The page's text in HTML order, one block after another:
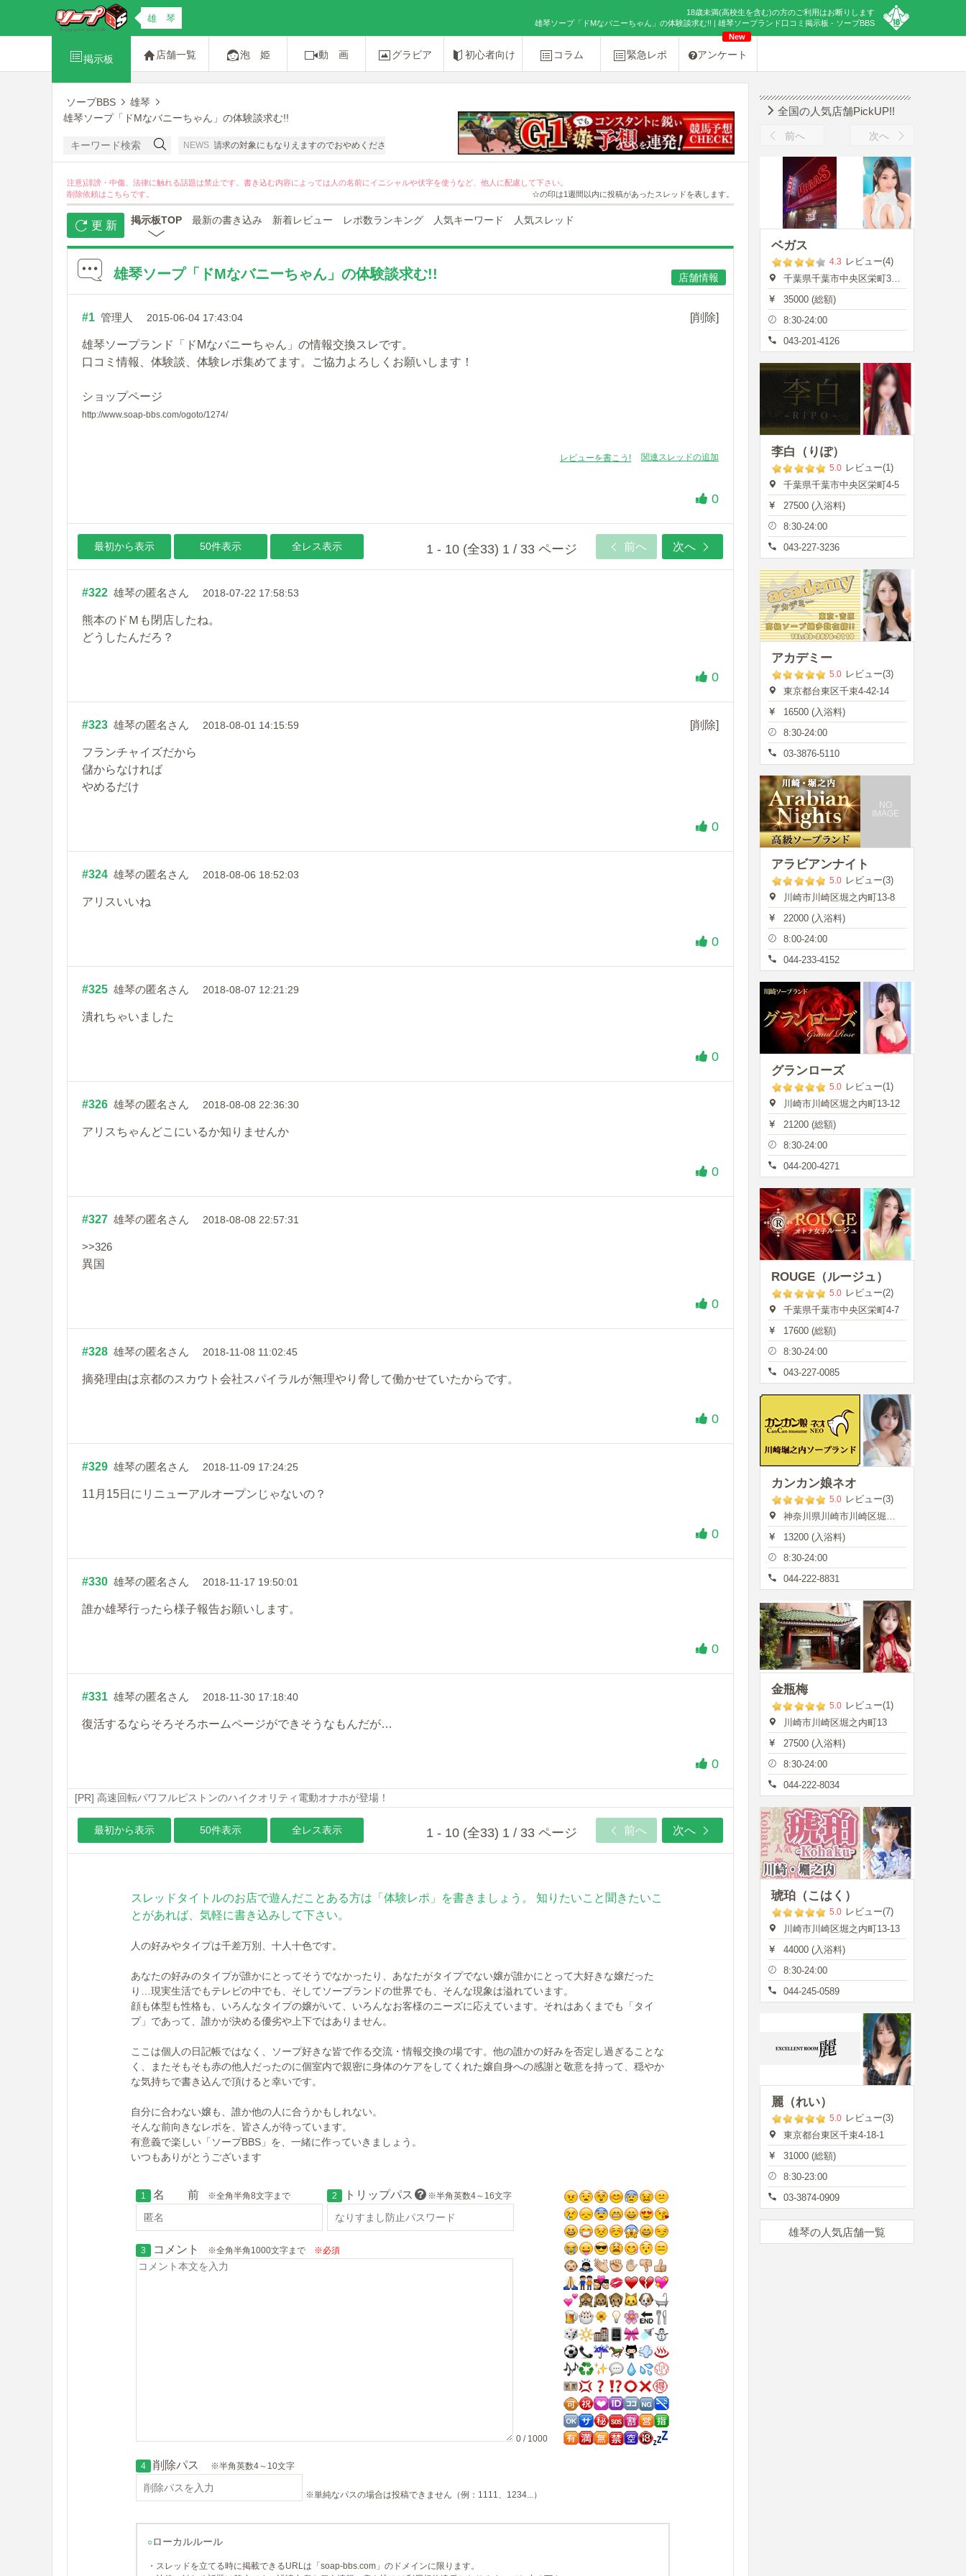
18歳未満(高校生を含む)の方のご利用はお断りします
雄琴ソープ「ドMなバニーちゃん」の体験談求む!! | 雄琴ソープランド口コミ掲示板 - ソープBBS
雄 琴
掲示板 店舗一覧 泡 姫 動 画 グラビア 初心者向け コラム 緊急レポ アンケート
New
ソープBBS
雄琴
雄琴ソープ「ドMなバニーちゃん」の体験談求む!!
NEWS
誉感情を害する書き込みは禁止です。開示請求の対象にもなりえますのでおやめください。
注意)誹謗・中傷、法律に触れる話題は禁止です。書き込む内容によっては人の名前にイニシャルや伏字を使うなど、他人に配慮して下さい。
削除依頼は こちらです。 ☆の印は1週間以内に投稿があったスレッドを表します。
更 新 掲示板TOP 最新の書き込み 新着レビュー レポ数ランキング 人気キーワード 人気スレッド
雄琴ソープ「ドMなバニーちゃん」の体験談求む!! 店舗情報
[削除]
#1 管理人 2015-06-04 17:43:04
雄琴ソープランド「ドMなバニーちゃん」の情報交換スレです。
口コミ情報、体験談、体験レポ集めてます。ご協力よろしくお願いします！
ショップページ
http://www.soap-bbs.com/ogoto/1274/
関連スレッドの追加
レビューを書こう!
0
最初から表示 50件表示 全レス表示 1 - 10 (全33) 1 / 33 ページ 前へ 次へ
#322 雄琴の匿名さん 2018-07-22 17:58:53
熊本のドＭも閉店したね。
どうしたんだろ？
0
[削除]
#323 雄琴の匿名さん 2018-08-01 14:15:59
フランチャイズだから
儲からなければ
やめるだけ
0
#324 雄琴の匿名さん 2018-08-06 18:52:03
アリスいいね
0
#325 雄琴の匿名さん 2018-08-07 12:21:29
潰れちゃいました
0
#326 雄琴の匿名さん 2018-08-08 22:36:30
アリスちゃんどこにいるか知りませんか
0
#327 雄琴の匿名さん 2018-08-08 22:57:31
>>326
異国
0
#328 雄琴の匿名さん 2018-11-08 11:02:45
摘発理由は京都のスカウト会社スパイラルが無理やり脅して働かせていたからです。
0
#329 雄琴の匿名さん 2018-11-09 17:24:25
11月15日にリニューアルオープンじゃないの？
0
#330 雄琴の匿名さん 2018-11-17 19:50:01
誰か雄琴行ったら様子報告お願いします。
0
#331 雄琴の匿名さん 2018-11-30 17:18:40
復活するならそろそろホームページができそうなもんだが…
0
[PR] 高速回転パワフルピストンのハイクオリティ電動オナホが登場！
最初から表示 50件表示 全レス表示 1 - 10 (全33) 1 / 33 ページ 前へ 次へ
スレッドタイトルのお店で遊んだことある方は「体験レポ」を書きましょう。 知りたいこと聞きたいこ
とがあれば、気軽に書き込みして下さい。
人の好みやタイプは千差万別、十人十色です。
あなたの好みのタイプが誰かにとってそうでなかったり、あなたがタイプでない嬢が誰かにとって大好きな嬢だった
り…現実生活でもテレビの中でも、そしてソープランドの世界でも、そんな現象は溢れています。
顔も体型も性格も、いろんなタイプの嬢がいて、いろんなお客様のニーズに応えています。それはあくまでも「タイ
プ」であって、誰かが決める優劣や上下ではありません。
ここは個人の日記帳ではなく、ソープ好きな皆で作る交流・情報交換の場です。他の誰かの好みを否定し過ぎることな
く、またそもそも赤の他人だったのに個室内で親密に身体のケアをしてくれた嬢自身への感謝と敬意を持って、穏やか
な気持ちで書き込んで頂けると幸いです。
自分に合わない嬢も、誰か他の人に合うかもしれない。
そんな前向きなレポを、皆さんが待っています。
有意義で楽しい「ソープBBS」を、一緒に作っていきましょう。
いつもありがとうございます
1 名 前 ※全角半角8文字まで 2 トリップパス ※半角英数4～16文字
3 コメント ※全角半角1000文字まで ※必須
0 / 1000
4 削除パス ※半角英数4～10文字
※単純なパスの場合は投稿できません（例：1111、1234...）
○ローカルルール
・スレッドを立てる時に掲載できるURLは「soap-bbs.com」のドメインに限ります。
全国の人気店舗PickUP!!
前へ 次へ
ベガス
4.3 レビュー(4)
千葉県千葉市中央区栄町35-7
35000 (総額)
8:30-24:00
043-201-4126
李白（りぽ）
5.0 レビュー(1)
千葉県千葉市中央区栄町4-5
27500 (入浴料)
8:30-24:00
043-227-3236
アカデミー
5.0 レビュー(3)
東京都台東区千束4-42-14
16500 (入浴料)
8:30-24:00
03-3876-5110
NO
IMAGE
アラビアンナイト
5.0 レビュー(3)
川崎市川崎区堀之内町13-8
22000 (入浴料)
8:00-24:00
044-233-4152
グランローズ
5.0 レビュー(1)
川崎市川崎区堀之内町13-12
21200 (総額)
8:30-24:00
044-200-4271
ROUGE（ルージュ）
5.0 レビュー(2)
千葉県千葉市中央区栄町4-7
17600 (総額)
8:30-24:00
043-227-0085
カンカン娘ネオ
5.0 レビュー(3)
神奈川県川崎市川崎区堀之内町13
13200 (入浴料)
8:30-24:00
044-222-8831
金瓶梅
5.0 レビュー(1)
川崎市川崎区堀之内町13
27500 (入浴料)
8:30-24:00
044-222-8034
琥珀（こはく）
5.0 レビュー(7)
川崎市川崎区堀之内町13-13
44000 (入浴料)
8:30-24:00
044-245-0589
麗（れい）
5.0 レビュー(3)
東京都台東区千束4-18-1
31000 (総額)
8:30-23:00
03-3874-0909
雄琴の人気店舗一覧